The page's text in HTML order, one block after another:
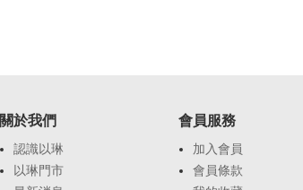
關於我們
認識以琳
以琳門市
會員服務
加入會員
會員條款